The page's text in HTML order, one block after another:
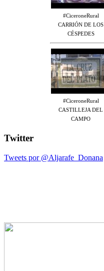
#CiceroneRural
CARRIÓN DE LOS
CÉSPEDES
#CiceroneRural
CASTILLEJA DEL
CAMPO
Twitter
Tweets por @Aljarafe_Donana